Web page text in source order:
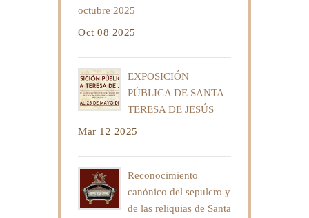
octubre 2025
Oct 08 2025
EXPOSICIÓN
PÚBLICA DE SANTA
TERESA DE JESÚS
Mar 12 2025
Reconocimiento
canónico del sepulcro y
de las reliquias de Santa